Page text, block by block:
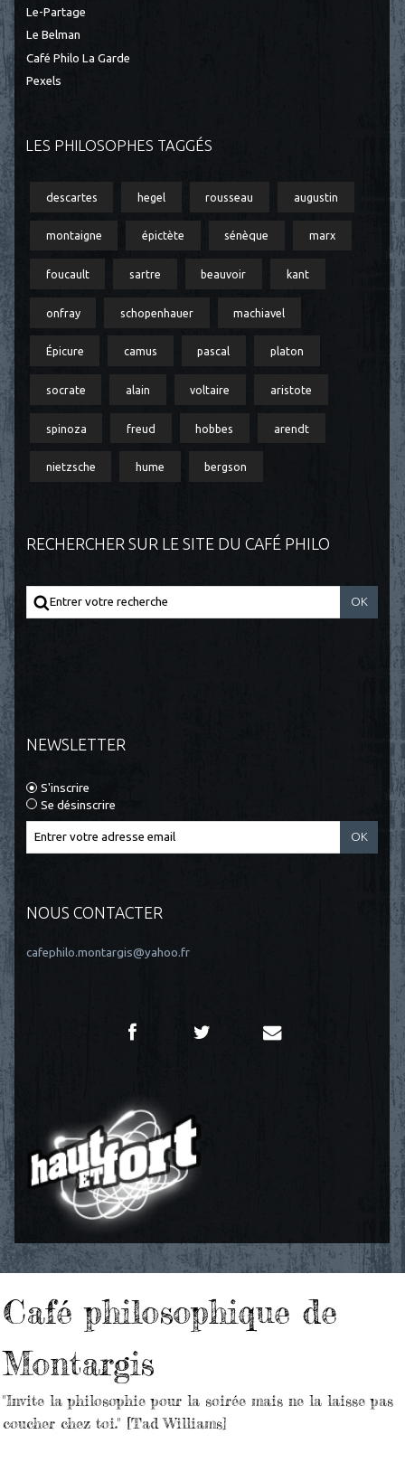
Le-Partage
Le Belman
Café Philo La Garde
Pexels
LES PHILOSOPHES TAGGÉS
descartes hegel rousseau augustin
montaigne épictète sénèque marx
foucault sartre beauvoir kant
onfray schopenhauer machiavel
Épicure camus pascal platon
socrate alain voltaire aristote
spinoza freud hobbes arendt
nietzsche hume bergson
RECHERCHER SUR LE SITE DU CAFÉ PHILO
NEWSLETTER
S'inscrire
Se désinscrire
NOUS CONTACTER
cafephilo.montargis@yahoo.fr
Café philosophique de
Montargis
"Invite la philosophie pour la soirée mais ne la laisse pas
coucher chez toi." [Tad Williams]